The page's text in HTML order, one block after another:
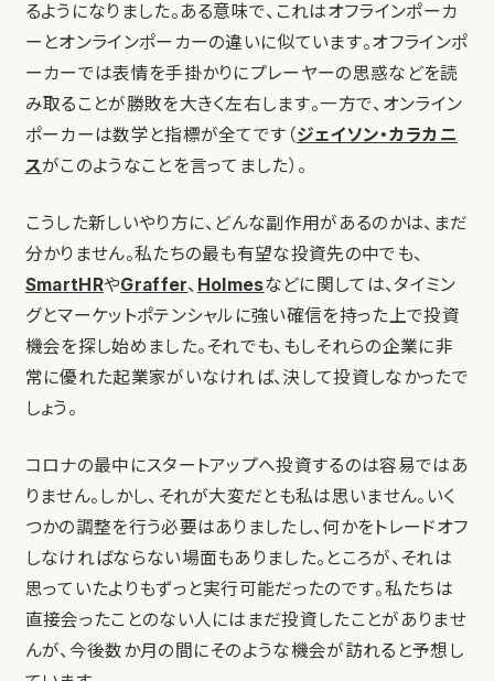
るようになりました。ある意味で、これはオフラインポーカ
ーとオンラインポーカーの違いに似ています。オフラインポ
ーカーでは表情を手掛かりにプレーヤーの思惑などを読
み取ることが勝敗を大きく左右します。一方で、オンライン
ポーカーは数学と指標が全てです（ジェイソン・カラカニ
スがこのようなことを言ってました）。
こうした新しいやり方に、どんな副作用があるのかは、まだ
分かりません。私たちの最も有望な投資先の中でも、
SmartHRやGraffer、 Holmesなどに関しては、タイミン
グとマーケットポテンシャルに強い確信を持った上で投資
機会を探し始めました。それでも、もしそれらの企業に非
常に優れた起業家がいなければ、決して投資しなかったで
しょう。
コロナの最中にスタートアップへ投資するのは容易ではあ
りません。しかし、それが大変だとも私は思いません。いく
つかの調整を行う必要はありましたし、何かをトレードオフ
しなければならない場面もありました。ところが、それは
思っていたよりもずっと実行可能だったのです。私たちは
直接会ったことのない人にはまだ投資したことがありませ
んが、今後数か月の間にそのような機会が訪れると予想し